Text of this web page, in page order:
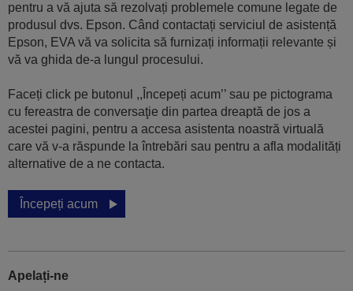
pentru a vă ajuta să rezolvați problemele comune legate de
produsul dvs. Epson. Când contactați serviciul de asistență
Epson, EVA vă va solicita să furnizați informații relevante și
vă va ghida de-a lungul procesului.
Faceți click pe butonul ,,Începeți acum’’ sau pe pictograma
cu fereastra de conversaţie din partea dreaptă de jos a
acestei pagini, pentru a accesa asistenta noastră virtuală
care vă v-a răspunde la întrebări sau pentru a afla modalități
alternative de a ne contacta.
Începeți acum
Apelați-ne